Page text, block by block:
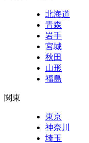
北海道
青森
岩手
宮城
秋田
山形
福島
関東
東京
神奈川
埼玉